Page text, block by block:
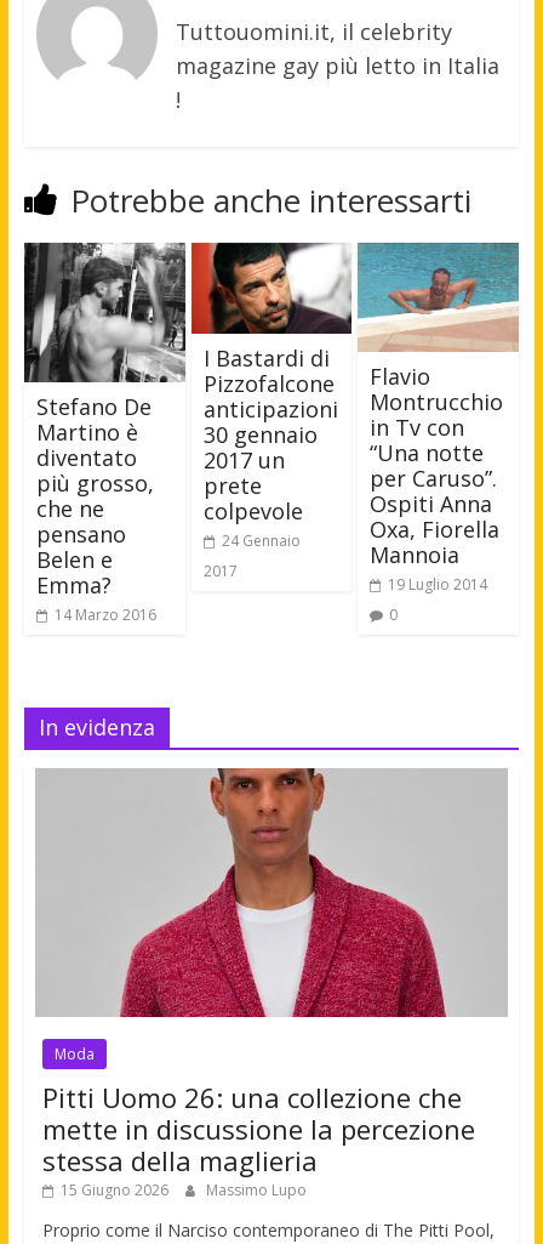
Tuttouomini.it, il celebrity
magazine gay più letto in Italia
!
Potrebbe anche interessarti
Stefano De
Martino è
diventato
più grosso,
che ne
pensano
Belen e
Emma?
14 Marzo 2016
I Bastardi di
Pizzofalcone
anticipazioni
30 gennaio
2017 un
prete
colpevole
24 Gennaio
2017
Flavio
Montrucchio
in Tv con
“Una notte
per Caruso”.
Ospiti Anna
Oxa, Fiorella
Mannoia
19 Luglio 2014
0
In evidenza
Moda
Pitti Uomo 26: una collezione che
mette in discussione la percezione
stessa della maglieria
15 Giugno 2026 Massimo Lupo
Proprio come il Narciso contemporaneo di The Pitti Pool,